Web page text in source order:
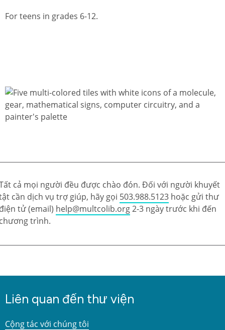
For teens in grades 6-12.
cả mọi người đều được chào đón. Đối với người khuyết
cần dịch vụ trợ giúp, hãy gọi 503.988.5123 hoặc gửi thư
tử (email) help@multcolib.org2-3 ngày trước khi đến
trình.
Liên quan đến thư viện
Cộng tác với chúng tôi